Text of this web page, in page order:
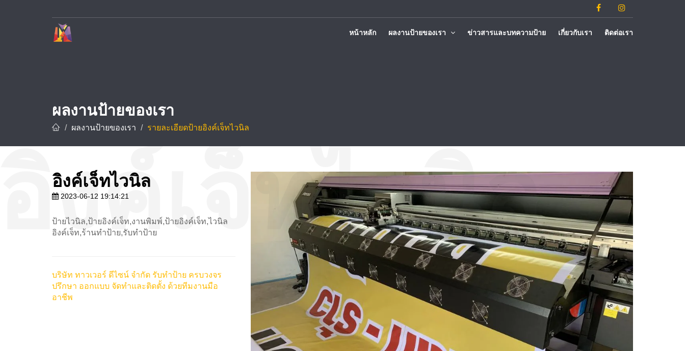
หน้าหลัก ผลงานป้ายของเรา ข่าวสารและบทความป้าย เกี่ยวกับเรา ติดต่อเรา
ผลงานป้ายของเรา
ผลงานป้ายของเรา รายละเอียดป้ายอิงค์เจ็ทไวนิล
อิงค์เจ็ทไวนิล
2023-06-12 19:14:21
ป้ายไวนิล,ป้ายอิงค์เจ็ท,งานพิมพ์,ป้ายอิงค์เจ็ท,ไวนิล
อิงค์เจ็ท,ร้านทำป้าย,รับทำป้าย
บริษัท ทาวเวอร์ ดีไซน์ จำกัด รับทำป้าย ครบวงจร
ปรึกษา ออกแบบ จัดทำและติดตั้ง ด้วยทีมงานมือ
อาชีพ